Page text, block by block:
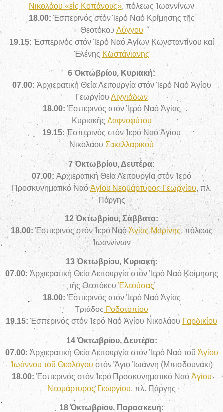
Νικολάου «εἰς Κοπάνους», πόλεως Ἰωαννίνων
18.00: Ἑσπερινός στόν Ἱερό Ναό Κοίμησης τῆς
Θεοτόκου Λύγγου
19.15: Ἑσπερινός στόν Ἱερό Ναό Ἁγίων Κωνσταντίνου καί
Ἑλένης Κωστάνιανης
6 Ὀκτωβρίου, Κυριακή:
07.00: Ἀρχιερατική Θεία Λειτουργία στόν Ἱερό Ναό Ἁγίου
Γεωργίου Λιγγιάδων
18.00: Ἑσπερινός στόν Ἱερό Ναό Ἁγίας
Κυριακῆς Δαφνοφύτου
19.15:Ἑσπερινός στόν Ἱερό Ναό Ἁγίου
Νικολάου Σακελλαρικού
7 Ὀκτωβρίου, Δευτέρα:
07.00:Ἀρχιερατική Θεία Λειτουργία στόν Ἱερό
Προσκυνηματικό ΝαόἉγίου Νεομάρτυρος Γεωργίου, πλ.
Πάργης
12 Ὀκτωβρίου, Σάββατο:
18.00: Ἑσπερινός στόν Ἱερό Ναό Ἁγίας Μαρίνης, πόλεως
Ἰωαννίνων
13 Ὀκτωβρίου, Κυριακή:
07.00: Ἀρχιερατική Θεία Λειτουργία στόν Ἱερό Ναό Κοίμησης
τῆς Θεοτόκου Ἐλεούσας
18.00: Ἑσπερινός στόν Ἱερό Ναό Ἁγίας
Τριάδος Ροδοτοπίου
19.15: Ἑσπερινός στόν Ἱερό Ναό Ἁγίου Νικολάου Γαρδικίου
14 Ὀκτωβρίου, Δευτέρα:
07.00: Ἀρχιερατική Θεία Λειτουργία στόν Ἱερό Ναό τοῦ Ἁγίου
Ἰωάννου τοῦ Θεολόγου στόν Ἅγιο Ἰωάννη (Μπισδουνάκι)
18.00: Ἑσπερινός στόν Ἱερό Προσκυνηματικό Ναό Ἁγίου
Νεομάρτυρος Γεωργίου, πλ. Πάργης
18 Ὀκτωβρίου, Παρασκευή: